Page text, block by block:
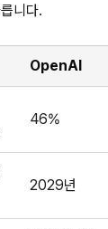
니다.
OpenAI
46%
2029년